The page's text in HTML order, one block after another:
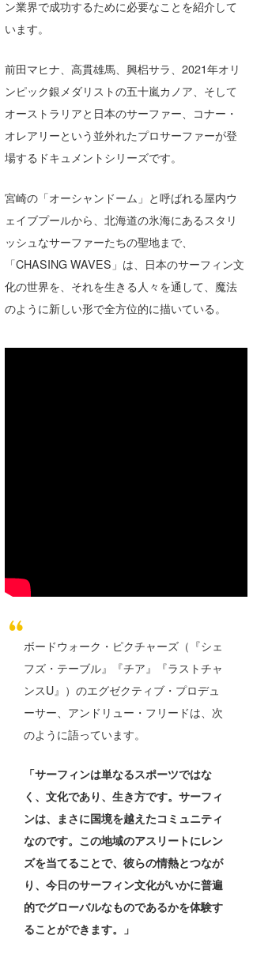
ン業界で成功するために必要なことを紹介して
います。
前田マヒナ、高貫雄馬、興梠サラ、2021年オリ
ンピック銀メダリストの五十嵐カノア、そして
オーストラリアと日本のサーファー、コナー・
オレアリーという並外れたプロサーファーが登
場するドキュメントシリーズです。
宮崎の「オーシャンドーム」と呼ばれる屋内ウ
ェイブプールから、北海道の氷海にあるスタリ
ッシュなサーファーたちの聖地まで、
「CHASING WAVES」は、日本のサーフィン文
化の世界を、それを生きる人々を通して、魔法
のように新しい形で全方位的に描いている。
ボードウォーク・ピクチャーズ（『シェ
フズ・テーブル』『チア』『ラストチャ
ンスU』）のエグゼクティブ・プロデュ
ーサー、アンドリュー・フリードは、次
のように語っています。
「サーフィンは単なるスポーツではな
く、文化であり、生き方です。サーフィ
ンは、まさに国境を越えたコミュニティ
なのです。この地域のアスリートにレン
ズを当てることで、彼らの情熱とつなが
り、今日のサーフィン文化がいかに普遍
的でグローバルなものであるかを体験す
ることができます。」
Yasunari Inoue
Yoshiyuki Obata
arukasvision
CBA Films
熊谷素子
Colors MAGAZINE
福島寿実子
中浦“JET”章
嵯峨明日香
田原啓江
植村未来
NOBUFUKU
喜納海人
波伝説スタッフ
+☆maki☆+
chan-U
ECE
G◎Da
KID
KY
たっちー
ハンマー
まっきー
三輪予報士
小川予報士
上田純子
上條将美
唐澤予報士
SancheZ
ゴン
波伝説